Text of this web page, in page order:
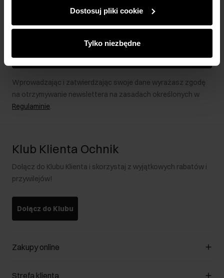
partnerom społecznościowym, reklamowym i
analitycznym. Partnerzy mogą połączyć te informacje z
podczas korzystania z ich usług.
Dostosuj pliki cookie
Tylko niezbędne
Zapisz się
Wprowadzając i zatwierdzając swoje dane wyrażasz zgodę
na otrzymywanie newslettera na zasadach określonych w
Regulaminie.
Klub Klienta Ochnik
Dołącz do Klubu Klienta i skorzystaj z wyjątkowych rabatów i
przywilejów!
Dołącz do Klubu
Zakupy online
Zarządzaj cookies
Strefa klienta